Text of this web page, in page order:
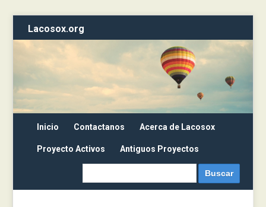
Lacosox.org
Inicio Contactanos Acerca de Lacosox
Proyecto Activos Antiguos Proyectos